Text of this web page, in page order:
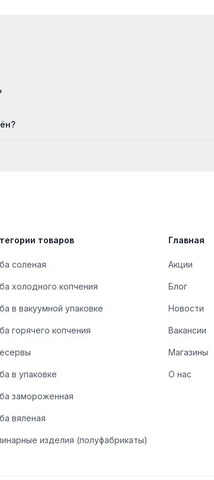
товаров
соленая
холодного копчения
в вакуумной упаковке
горячего копчения
в упаковке
замороженная
вяленая
изделия (полуфабрикаты)
Главная
Акции
Блог
Новости
Вакансии
Магазины
О нас